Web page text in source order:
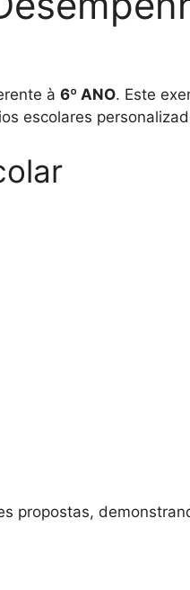
à 6º ANO. Este
escolares
propostas,